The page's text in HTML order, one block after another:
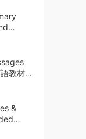
學數學
生書
+深度
教材第
版學
音頻視
源百
&
分級閱